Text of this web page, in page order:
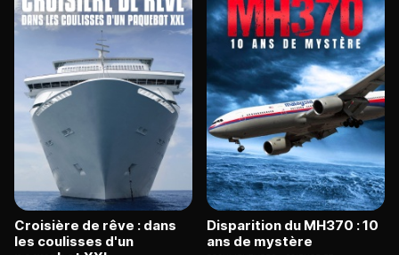
Croisière de rêve : dans
les coulisses d'un
Disparition du MH370 : 10
ans de mystère